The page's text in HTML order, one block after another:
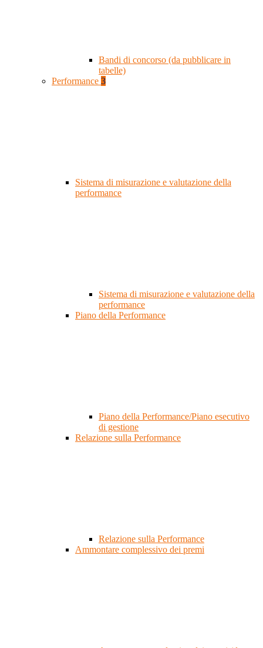
Bandi di concorso (da pubblicare in
tabelle)
Performance 3
Sistema di misurazione e valutazione della
performance
Sistema di misurazione e valutazione della
performance
Piano della Performance
Piano della Performance/Piano esecutivo
di gestione
Relazione sulla Performance
Relazione sulla Performance
Ammontare complessivo dei premi